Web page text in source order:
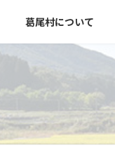
葛尾村について